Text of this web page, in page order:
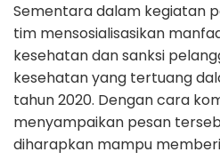
Sementara dalam kegiatan
tim mensosialisasikan
kesehatan dan sanksi
kesehatan yang tertuang
tahun 2020. Dengan cara
menyampaikan pesan
diharapkan mampu